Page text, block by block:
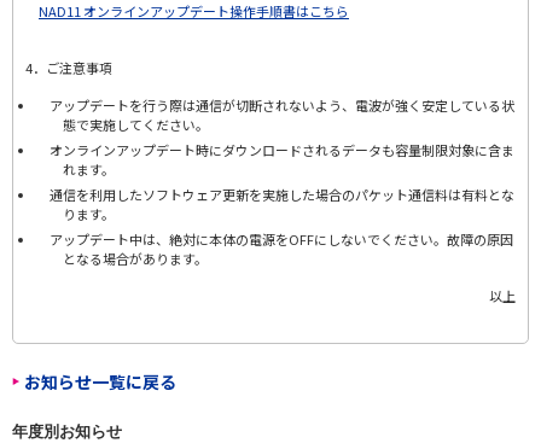
NAD11 オンラインアップデート操作手順書はこちら
4．ご注意事項
アップデートを行う際は通信が切断されないよう、電波が強く安定している状
態で実施してください。
オンラインアップデート時にダウンロードされるデータも容量制限対象に含ま
れます。
通信を利用したソフトウェア更新を実施した場合のパケット通信料は有料とな
ります。
アップデート中は、絶対に本体の電源をOFFにしないでください。故障の原因
となる場合があります。
以上
お知らせ一覧に戻る
年度別お知らせ